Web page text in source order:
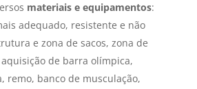
materiais e equipamentos:
adequado, resistente e não
e zona de sacos, zona de
de barra olímpica,
remo, banco de musculação,